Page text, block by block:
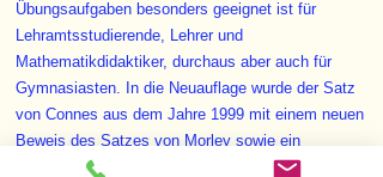
Übungsaufgaben besonders geeignet ist für
Lehramtsstudierende, Lehrer und
Mathematikdidaktiker, durchaus aber auch für
Gymnasiasten. In die Neuauflage wurde der Satz
von Connes aus dem Jahre 1999 mit einem neuen
Beweis des Satzes von Morley sowie ein
zusätzlicher Paragraph über das komplexe